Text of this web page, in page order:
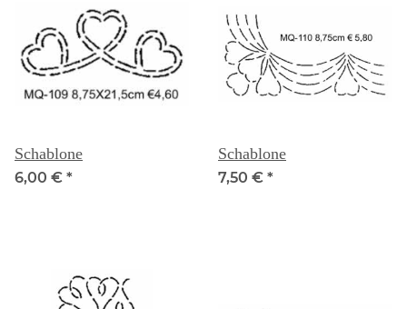
Schablone
6,00 € *
Schablone
7,50 € *